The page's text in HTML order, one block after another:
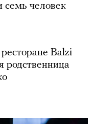
семь человек
Balzi
родственница